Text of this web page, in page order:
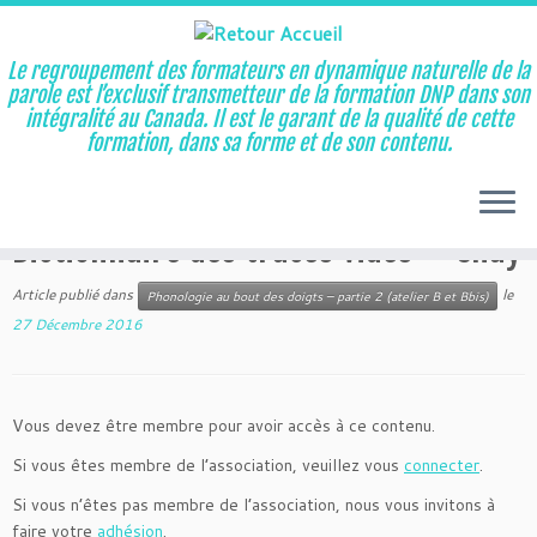
Le regroupement des formateurs en dynamique naturelle de la
parole est l’exclusif transmetteur de la formation DNP dans son
intégralité au Canada. Il est le garant de la qualité de cette
formation, dans sa forme et de son contenu.
Dictionnaire des traces vides – Chay
Article publié dans Phonologie au bout des doigts – partie 2 (atelier B et Bbis)
le
27 Décembre 2016
Vous devez être membre pour avoir accès à ce contenu.
Si vous êtes membre de l’association, veuillez vous connecter.
Si vous n’êtes pas membre de l’association, nous vous invitons à
faire votre adhésion.